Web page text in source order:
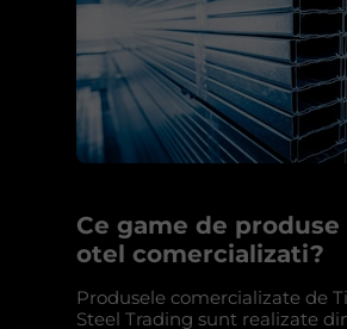
Ce game de produse
otel comercializati?
Produsele comercializate de
Steel Trading sunt realizate